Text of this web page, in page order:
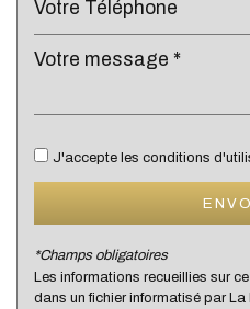
Enseignement supérieur
Lycée
statistiques
J'accepte les conditions
*Champs obligatoires
Les informations recueillies sur
dans un fichier informatisé par